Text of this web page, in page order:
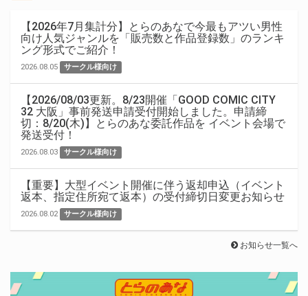
【2026年7月集計分】とらのあなで今最もアツい男性
向け人気ジャンルを「販売数と作品登録数」のランキ
ング形式でご紹介！
2026.08.05 サークル様向け
【2026/08/03更新。8/23開催「GOOD COMIC CITY
32 大阪」事前発送申請受付開始しました。申請締
切：8/20(木)】とらのあな委託作品を イベント会場で
発送受付！
2026.08.03 サークル様向け
【重要】大型イベント開催に伴う返却申込（イベント
返本、指定住所宛て返本）の受付締切日変更お知らせ
2026.08.02 サークル様向け
お知らせ一覧へ